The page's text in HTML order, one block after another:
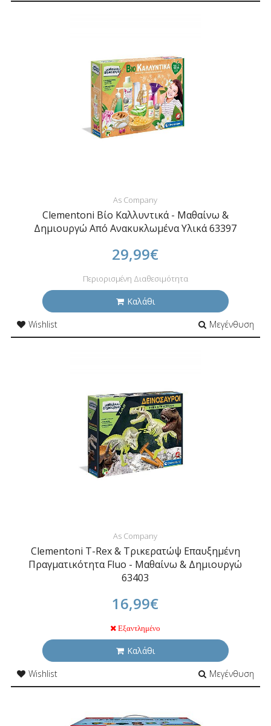
As Company
Clementoni Βίο Καλλυντικά - Μαθαίνω &
Δημιουργώ Από Ανακυκλωμένα Υλικά 63397
29,99€
Περιορισμένη Διαθεσιμότητα
Καλάθι
Wishlist
Μεγένθυση
As Company
Clementoni T-Rex & Τρικερατώψ Επαυξημένη
Πραγματικότητα Fluo - Μαθαίνω & Δημιουργώ
63403
16,99€
Εξαντλημένο
Καλάθι
Wishlist
Μεγένθυση